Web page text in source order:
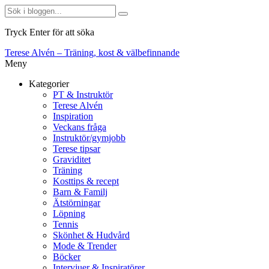
Tryck Enter för att söka
Terese Alvén – Träning, kost & välbefinnande
Meny
Kategorier
PT & Instruktör
Terese Alvén
Inspiration
Veckans fråga
Instruktör/gymjobb
Terese tipsar
Graviditet
Träning
Kosttips & recept
Barn & Familj
Ätstörningar
Löpning
Tennis
Skönhet & Hudvård
Mode & Trender
Böcker